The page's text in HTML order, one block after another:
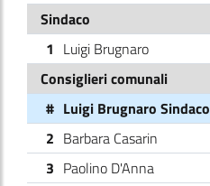
Sindaco
1 Luigi Brugnaro
Consiglieri comunali
# Luigi Brugnaro Sindaco
2 Barbara Casarin
3 Paolino D'Anna